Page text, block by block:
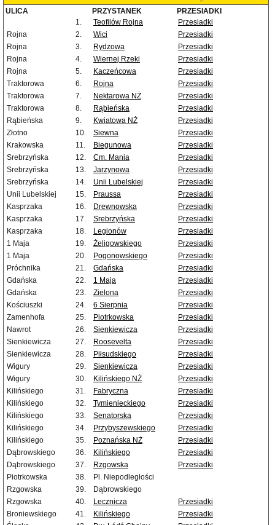
ULICA PRZYSTANEK
PRZESIADKI
1.
Teofilów Rojna
Przesiadki
Rojna
2. Wici
Przesiadki
Rojna
3. Rydzowa
Przesiadki
Rojna
4. Wiernej Rzeki
Przesiadki
Rojna
5. Kaczeńcowa
Przesiadki
Traktorowa
6. Rojna
Przesiadki
Traktorowa
7. Nektarowa NŻ
Przesiadki
Traktorowa
8. Rąbieńska
Przesiadki
Rąbieńska
9. Kwiatowa NŻ
Przesiadki
Złotno
10. Siewna
Przesiadki
Krakowska
11. Biegunowa
Przesiadki
Srebrzyńska
12. Cm. Mania
Przesiadki
Srebrzyńska
13. Jarzynowa
Przesiadki
Srebrzyńska
14. Unii Lubelskiej
Przesiadki
Unii Lubelskiej
15. Praussa
Przesiadki
Kasprzaka
16. Drewnowska
Przesiadki
Kasprzaka
17. Srebrzyńska
Przesiadki
Kasprzaka
18. Legionów
Przesiadki
1 Maja
19. Żeligowskiego
Przesiadki
1 Maja
20. Pogonowskiego
Przesiadki
Próchnika
21. Gdańska
Przesiadki
Gdańska
22. 1 Maja
Przesiadki
Gdańska
23. Zielona
Przesiadki
Kościuszki
24. 6 Sierpnia
Przesiadki
Zamenhofa
25. Piotrkowska
Przesiadki
Nawrot
26. Sienkiewicza
Przesiadki
Sienkiewicza
27. Roosevelta
Przesiadki
Sienkiewicza
28. Piłsudskiego
Przesiadki
Wigury
29. Sienkiewicza
Przesiadki
Wigury
30. Kilińskiego NŻ
Przesiadki
Kilińskiego
31. Fabryczna
Przesiadki
Kilińskiego
32. Tymienieckiego
Przesiadki
Kilińskiego
33. Senatorska
Przesiadki
Kilińskiego
34. Przybyszewskiego
Przesiadki
Kilińskiego
35. Poznańska NŻ
Przesiadki
Dąbrowskiego
36. Kilińskiego
Przesiadki
Dąbrowskiego
37. Rzgowska
Przesiadki
Piotrkowska
38.
Pl. Niepodległości
Rzgowska
39.
Dąbrowskiego
Rzgowska
40. Lecznicza
Przesiadki
Broniewskiego
41. Kilińskiego
Przesiadki